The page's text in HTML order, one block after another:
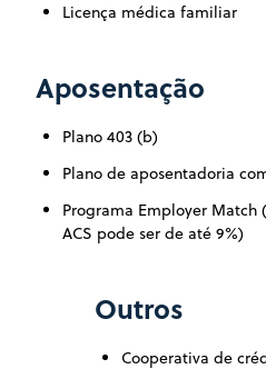
Licença médica familiar
Aposentação
Plano 403 (b)
Plano de aposentadoria
Programa Employer
ACS pode ser de até 9%)
Outros
Cooperativa de